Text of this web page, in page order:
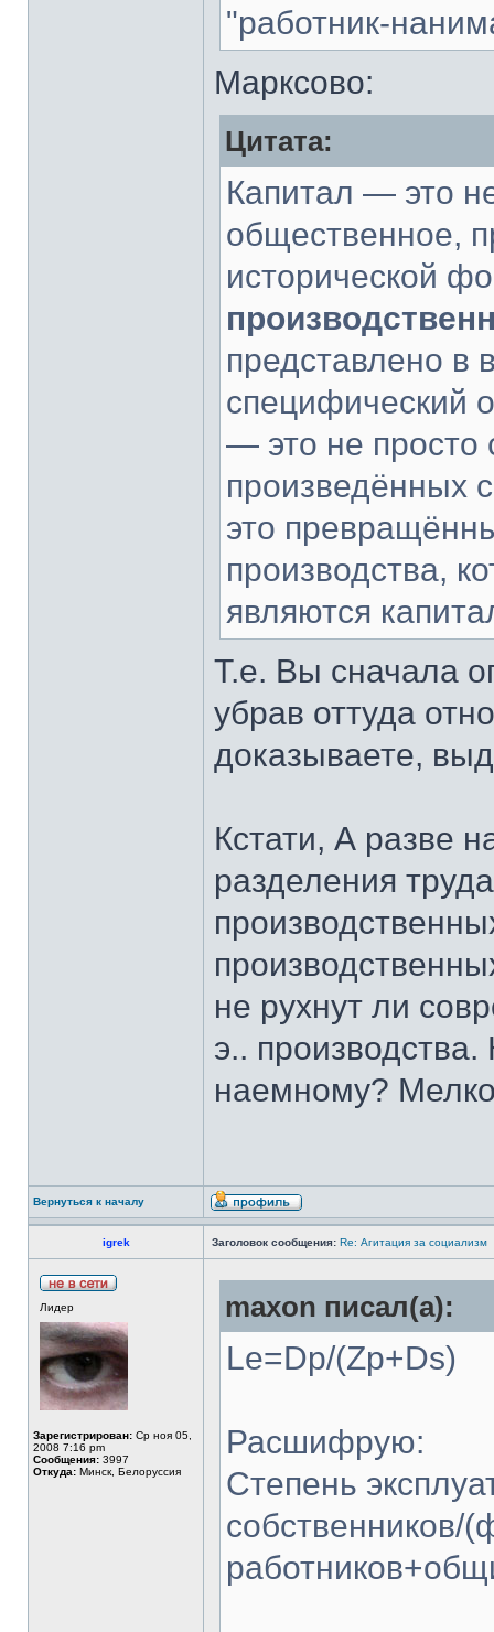
"работник-
Марксово:
Цитата:
Капитал — это
общественное,
исторической
представлено в
специфический
— это не просто
произведённых
это
производства,
являются
Т.е. Вы сначала
убрав оттуда
доказываете,
Кстати, А разве
разделения
не рухнут ли
э..
наемному?
Вернуться к началу
igrek Заголовок сообщения: Re: Агитация за социализм
Лидер
Зарегистрирован: Ср ноя 05,
2008 7:16 pm
Сообщения: 3997
Откуда: Минск, Белоруссия
maxon писал(а):
Le=Dp/(Zp+Ds)
Расшифрую:
Степень
собственников/